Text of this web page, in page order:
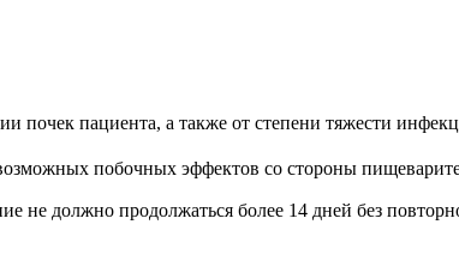
почек пациента, а также от степени тяжести
побочных эффектов со стороны
не должно продолжаться более 14 дней без